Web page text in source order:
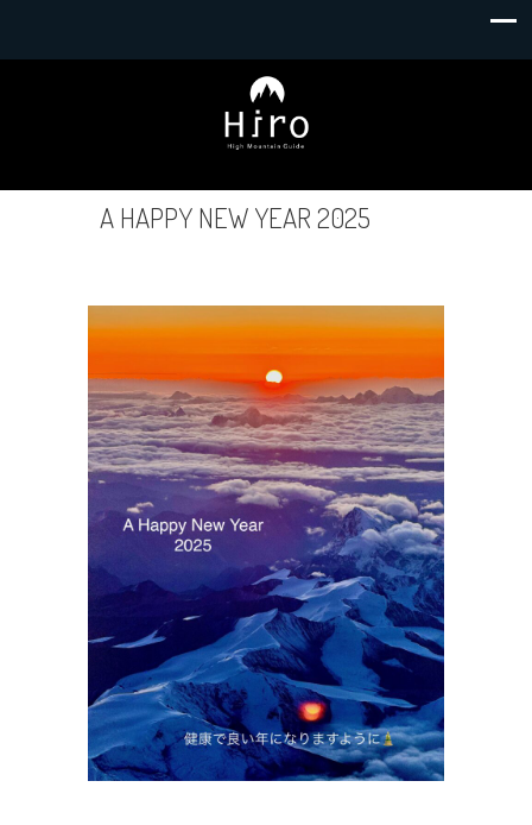
A HAPPY NEW YEAR 2025